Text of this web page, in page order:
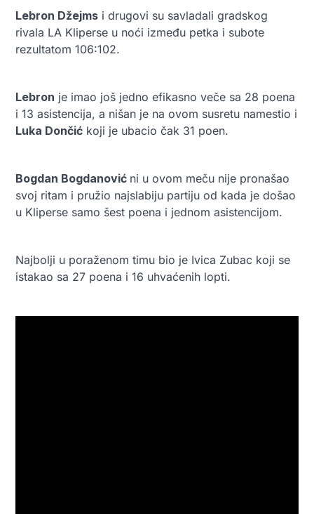
Lebron Džejms i drugovi su savladali gradskog
rivala LA Kliperse u noći između petka i subote
rezultatom 106:102.
Lebron je imao još jedno efikasno veče sa 28 poena
i 13 asistencija, a nišan je na ovom susretu namestio i
Luka Dončić koji je ubacio čak 31 poen.
Bogdan Bogdanović ni u ovom meču nije pronašao
svoj ritam i pružio najslabiju partiju od kada je došao
u Kliperse samo šest poena i jednom asistencijom.
Najbolji u poraženom timu bio je Ivica Zubac koji se
istakao sa 27 poena i 16 uhvaćenih lopti.